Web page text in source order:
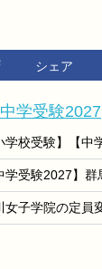
シェア
中学受験2027